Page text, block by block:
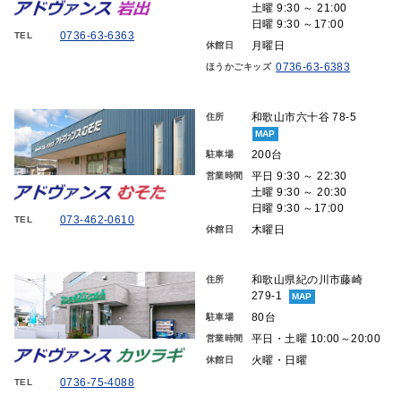
TEL 0736-63-6363
土曜 9:30 ～ 21:00
日曜 9:30 ～17:00
休館日 月曜日
ほうかごキッズ 0736-63-6383
TEL 073-462-0610
住所 和歌山市六十谷 78-5
MAP
駐車場 200台
営業時間
平日 9:30 ～ 22:30
土曜 9:30 ～ 20:30
日曜 9:30 ～17:00
休館日 木曜日
TEL 0736-75-4088
住所
和歌山県紀の川市藤崎
279-1
MAP
駐車場 80台
営業時間 平日・土曜 10:00～20:00
休館日 火曜・日曜